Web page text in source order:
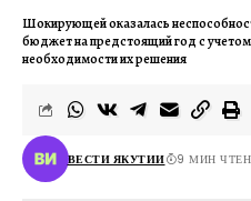
Шокирующей оказалась
бюджет на предстоящий год с
необходимости их решения
ВЕСТИ ЯКУТИИ 9 МИН